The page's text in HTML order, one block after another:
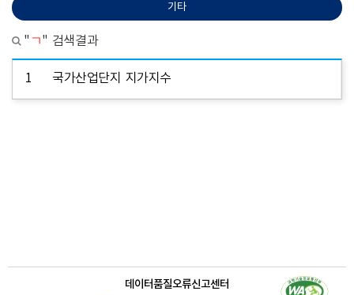
기타
" ㄱ" 검색결과
1 국가산업단지 지가지수
데이터품질오류신고센터